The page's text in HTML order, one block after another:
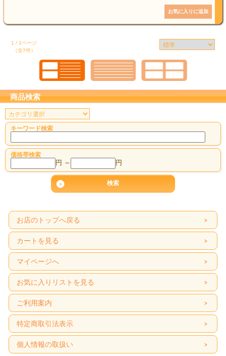
1 / 1ページ
（全7件）
商品検索
キーワード検索
価格帯検索
円 ～ 円
お店のトップへ戻る
カートを見る
マイページへ
お気に入りリストを見る
ご利用案内
特定商取引法表示
個人情報の取扱い